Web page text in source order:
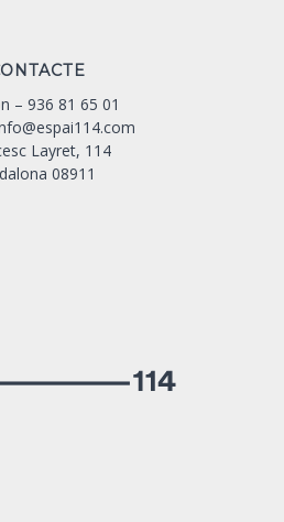
– 936 81 65 01
Layret, 114
08911